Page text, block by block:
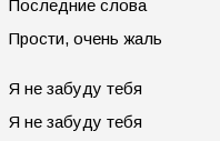
Последние слова
Прости, очень жаль
Я не забуду тебя
Я не забуду тебя